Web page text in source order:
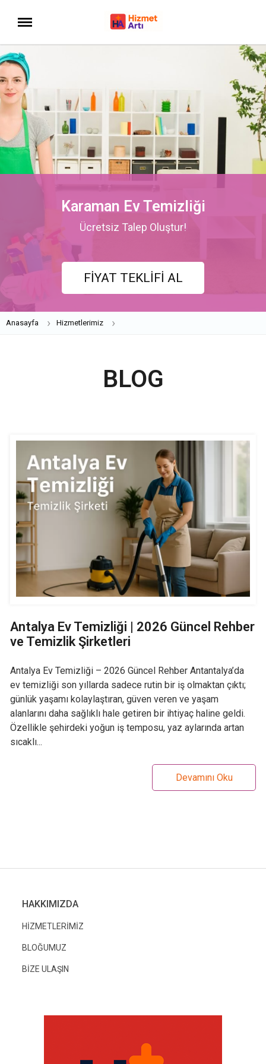
Karaman Ev Temizliği
Ücretsiz Talep Oluştur!
FİYAT TEKLİFİ AL
Anasayfa Hizmetlerimiz
BLOG
Antalya Ev Temizliği | 2026 Güncel Rehber
ve Temizlik Şirketleri
Antalya Ev Temizliği – 2026 Güncel Rehber Antantalya’da
ev temizliği son yıllarda sadece rutin bir iş olmaktan çıktı;
günlük yaşamı kolaylaştıran, güven veren ve yaşam
alanlarını daha sağlıklı hale getiren bir ihtiyaç haline geldi.
Özellikle şehirdeki yoğun iş temposu, yaz aylarında artan
sıcaklı...
HAKKIMIZDA
HİZMETLERİMİZ
BLOĞUMUZ
BİZE ULAŞIN